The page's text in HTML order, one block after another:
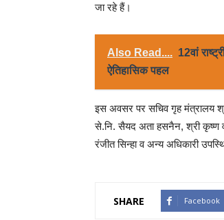
जा रहे हैं।
Also Read.... 12वां
ऐतिहासिक पहल
इस अवसर पर सचिव गृह मंत्रालय
से.नि. सैयद अता हसनैन, श्री कृष्ण
रंजीत सिन्हा व अन्य अधिकारी
SHARE Facebook